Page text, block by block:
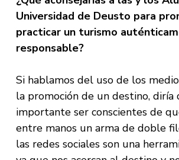
Universidad de Deusto para
practicar un turismo
responsable?
Si hablamos del uso de los
la promoción de un destino, diría
importante ser conscientes de
entre manos un arma de doble
las redes sociales son una